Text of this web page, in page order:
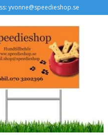
yvonne@speedieshop.se